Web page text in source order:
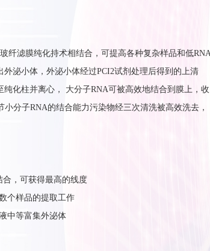
纤滤膜纯化持术相结合，可提高各种复杂样品和低
泌小体，外泌小体经过PCI2试剂处理后得到的上清
化柱并离心， 大分子RNA可被高效地结合到膜上，收
分子RNA的结合能力污染物经三次清洗被高效洗去，
，可获得最高的线度
个样品的提取工作
中等富集外泌体